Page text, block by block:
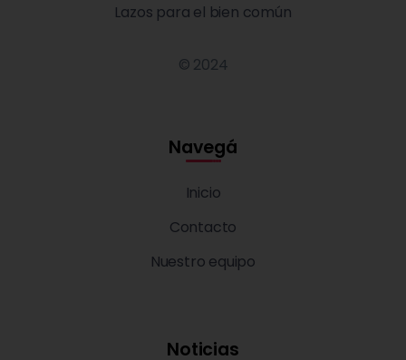
Lazos para el bien común
© 2024
Navegá
Inicio
Contacto
Nuestro equipo
Noticias